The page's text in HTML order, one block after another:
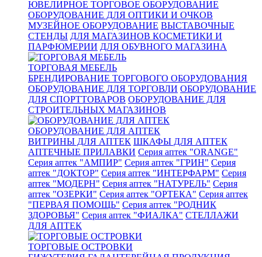
ЮВЕЛИРНОЕ ТОРГОВОЕ ОБОРУДОВАНИЕ
ОБОРУДОВАНИЕ ДЛЯ ОПТИКИ И ОЧКОВ
МУЗЕЙНОЕ ОБОРУДОВАНИЕ ВЫСТАВОЧНЫЕ
СТЕНДЫ ДЛЯ МАГАЗИНОВ КОСМЕТИКИ И
ПАРФЮМЕРИИ ДЛЯ ОБУВНОГО МАГАЗИНА
ТОРГОВАЯ МЕБЕЛЬ
БРЕНДИРОВАНИЕ ТОРГОВОГО ОБОРУДОВАНИЯ
ОБОРУДОВАНИЕ ДЛЯ ТОРГОВЛИ ОБОРУДОВАНИЕ
ДЛЯ СПОРТТОВАРОВ ОБОРУДОВАНИЕ ДЛЯ
СТРОИТЕЛЬНЫХ МАГАЗИНОВ
ОБОРУДОВАНИЕ ДЛЯ АПТЕК
ВИТРИНЫ ДЛЯ АПТЕК ШКАФЫ ДЛЯ АПТЕК
АПТЕЧНЫЕ ПРИЛАВКИ Серия аптек "ORANGE"
Серия аптек "АМПИР" Серия аптек "ГРИН" Серия
аптек "ДОКТОР" Серия аптек "ИНТЕРФАРМ" Серия
аптек "МОДЕРН" Серия аптек "НАТУРЕЛЬ" Серия
аптек "ОЗЕРКИ" Серия аптек "ОРТЕКА" Серия аптек
"ПЕРВАЯ ПОМОЩЬ" Серия аптек "РОДНИК
ЗДОРОВЬЯ" Серия аптек "ФИАЛКА" СТЕЛЛАЖИ
ДЛЯ АПТЕК
ТОРГОВЫЕ ОСТРОВКИ